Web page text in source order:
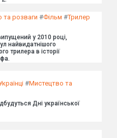
та розваги #Фільм #Трилер
у 2010 році,
найвидатнішого
трилера в історії
#Мистецтво та
Дні української